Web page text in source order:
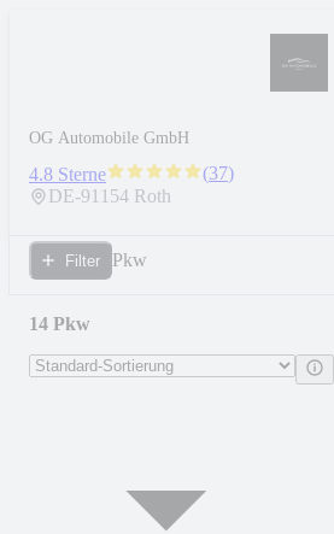
OG Automobile GmbH
4.8 Sterne (37)
DE-91154 Roth
Filter Pkw
14 Pkw